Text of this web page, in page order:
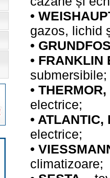
•
gazos, lichid
•
• FRANKLIN
submersibile;
•
electrice;
• ATLANTIC,
electrice;
•
climatizoare;